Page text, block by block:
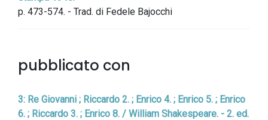
p. 473-574. - Trad. di Fedele Bajocchi
pubblicato con
3: Re Giovanni ; Riccardo 2. ; Enrico 4. ; Enrico 5. ; Enrico
6. ; Riccardo 3. ; Enrico 8. / William Shakespeare. - 2. ed.